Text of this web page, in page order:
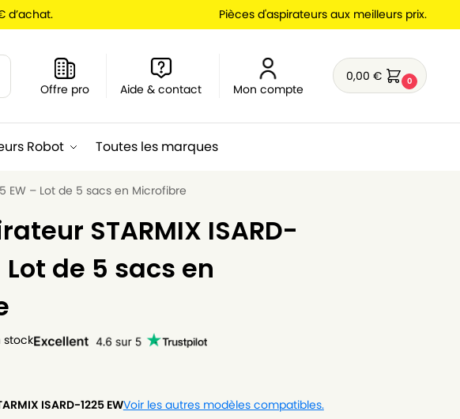
d’achat. Pièces d'aspirateurs aux meilleurs prix.
Offre pro Aide & contact Mon compte
0,00€ 0
Robot Toutes les marques
EW – Lot de 5 sacs en Microfibre
STARMIX ISARD-
Lot de 5 sacs en
stock
ISARD-1225 EWVoir les autres modèles compatibles.